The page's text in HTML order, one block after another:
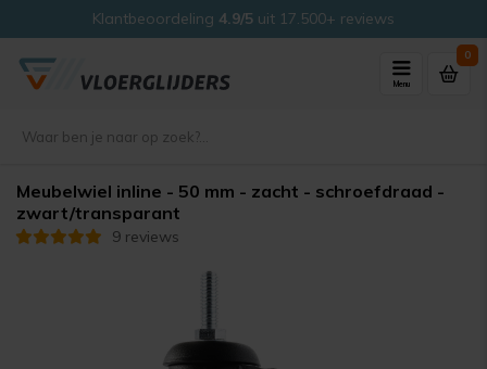
Klantbeoordeling 4.9/5 uit 17.500+ reviews
Menu
0
Meubelwiel inline - 50 mm - zacht - schroefdraad -
zwart/transparant
9 reviews